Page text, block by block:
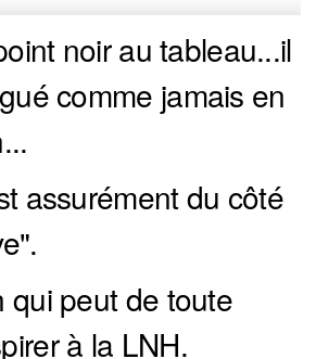
noir au tableau...il
comme jamais en
assurément du côté
qui peut de toute
à la LNH.